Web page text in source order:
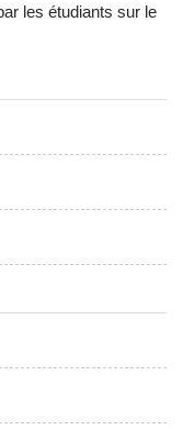
les étudiants sur le